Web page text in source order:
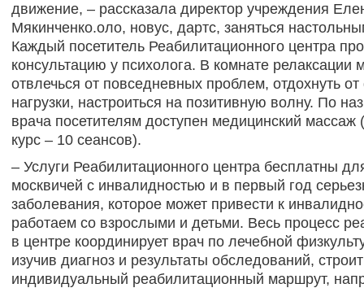
движение, – рассказала директор учреждения
Мякинченко.оло, новус, дартс, заняться
Каждый посетитель Реабилитационного центра
консультацию у психолога. В комнате релаксации
отвлечься от повседневных проблем, отдохнуть
нагрузки, настроиться на позитивную волну. По
врача посетителям доступен медицинский массаж
курс – 10 сеансов).
– Услуги Реабилитационного центра бесплатны
москвичей с инвалидностью и в первый год
заболевания, которое может привести к
работаем со взрослыми и детьми. Весь процесс
в центре координирует врач по лечебной
изучив диагноз и результаты обследований, строит
индивидуальный реабилитационный маршрут,